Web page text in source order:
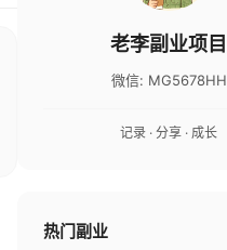
老李副业项目
微信: MG5678HH
记录 · 分享 · 成长
热门副业